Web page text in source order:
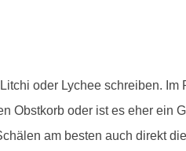
oder Lychee schreiben.
Obstkorb oder ist es eher ein
am besten auch direkt